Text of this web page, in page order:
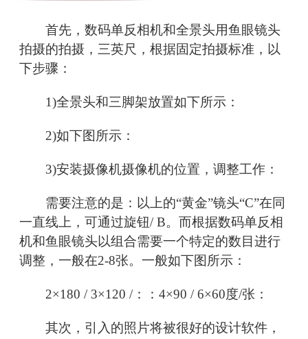
首先，数码单反相机和全景头用鱼眼镜头
拍摄的拍摄，三英尺，根据固定拍摄标准，以
下步骤：
1)全景头和三脚架放置如下所示：
2)如下图所示：
3)安装摄像机摄像机的位置，调整工作：
需要注意的是：以上的“黄金”镜头“C”在同
一直线上，可通过旋钮/ B。而根据数码单反相
机和鱼眼镜头以组合需要一个特定的数目进行
调整，一般在2-8张。一般如下图所示：
2×180 / 3×120 /：：4×90 / 6×60度/张：
其次，引入的照片将被很好的设计软件，